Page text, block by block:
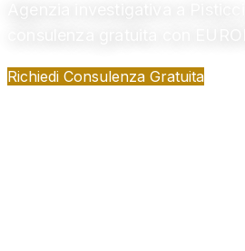
Richiedi Consulenza Gratuita